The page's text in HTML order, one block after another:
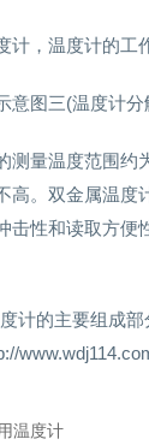
计，温度计的工
意图三(温度计分
测量温度范围
高。双金属温度
击性和读取方便
计的主要组成部
温度计